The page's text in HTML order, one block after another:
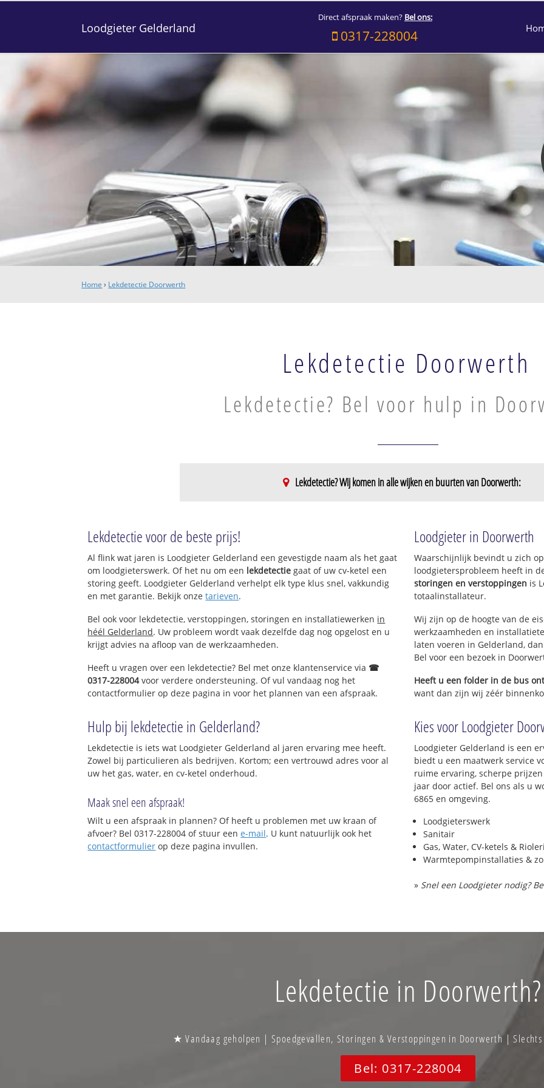
Loodgieter Gelderland
Direct afspraak maken? Bel ons:
0317-228004
Home › Lekdetectie Doorwerth
Lekdetectie Doorwerth
Lekdetectie? Bel voor hulp in
Lekdetectie? Wij komen in alle wijken en buurten van Doorwerth:
Wolfheze
Doorwerth
Lekdetectie voor de beste prijs!
Al flink wat jaren is Loodgieter Gelderland een gevestigde naam als het gaat
om loodgieterswerk. Of het nu om een lekdetectie gaat of uw cv-ketel een
storing geeft. Loodgieter Gelderland verhelpt elk type klus snel, vakkundig
en met garantie. Bekijk onzetarieven.
Bel ook voor lekdetectie, verstoppingen, storingen en installatiewerken in
héél Gelderland. Uw probleem wordt vaak dezelfde dag nog opgelost en u
krijgt advies na afloop van de werkzaamheden.
Heeft u vragen over een lekdetectie? Bel met onze klantenservice via ☎
0317-228004voor verdere ondersteuning. Of vul vandaag nog het
contactformulier op deze pagina in voor het plannen van een afspraak.
Hulp bij lekdetectie in Gelderland?
Lekdetectie is iets wat Loodgieter Gelderland al jaren ervaring mee heeft.
Zowel bij particulieren als bedrijven. Kortom; een vertrouwd adres voor al
uw het gas, water, en cv-ketel onderhoud.
Maak snel een afspraak!
Wilt u een afspraak in plannen? Of heeft u problemen met uw kraan of
afvoer? Bel 0317-228004 of stuur eene-mail. U kunt natuurlijk ook het
contactformulier op deze pagina invullen.
Loodgieter in Doorwerth
Waarschijnlijk bevindt u zich
loodgietersprobleem heeft in
storingen en verstoppingen is
totaalinstallateur.
Wij zijn op de hoogte van de
werkzaamheden en
laten voeren in Gelderland,
Bel voor een bezoek in
Heeft u een folder in de bus
want dan zijn wij zéér
Kies voor Loodgieter
Loodgieter Gelderland is een
biedt u een maatwerk service
ruime ervaring, scherpe
jaar door actief. Bel ons als u
6865 en omgeving.
Loodgieterswerk
Sanitair
Gas, Water, CV-ketels &
Warmtepompinstallaties &
» Snel een Loodgieter nodig?
Lekdetectie in Doorwerth?
★ Vandaag geholpen | Spoedgevallen, Storingen & Verstoppingen in Doorwerth |
Bel: 0317-228004